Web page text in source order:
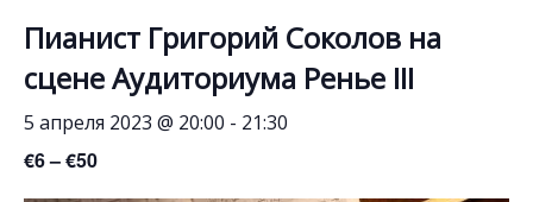
Пианист Григорий Соколов на
сцене Аудиториума Ренье III
5 апреля 2023 @ 20:00 - 21:30
€6 – €50